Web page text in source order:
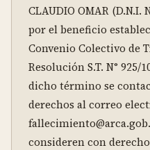
CLAUDIO OMAR (D.N.I.
por el beneficio
Convenio Colectivo de
Resolución S.T. N°
dicho término se
derechos al correo
consideren con